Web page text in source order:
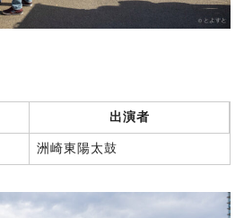
出演者
洲崎東陽太鼓